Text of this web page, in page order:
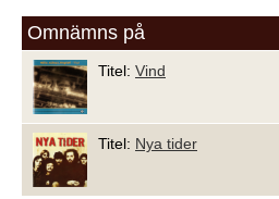
Omnämns på
Titel: Vind
Titel: Nya tider